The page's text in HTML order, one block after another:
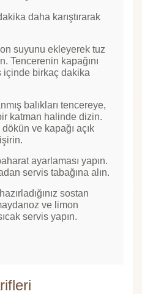
daha karıştırarak
suyunu ekleyerek tuz
Tencerenin kapağını
içinde birkaç dakika
balıkları tencereye,
katman halinde dizin.
ve kapağı açık
ayarlaması yapın.
servis tabağına alın.
sostan
ve limon
servis yapın.